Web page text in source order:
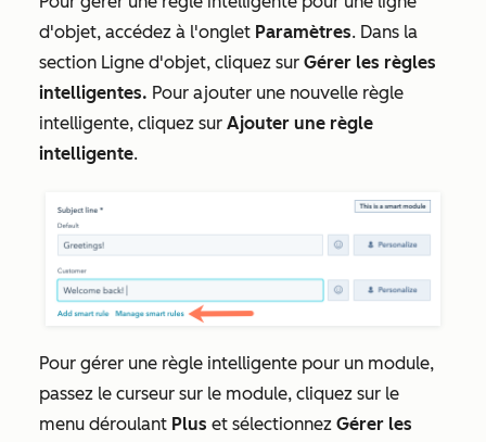
d'objet, accédez à l'onglet Paramètres. Dans la
section Ligne d'objet, cliquez sur Gérer les règles
intelligentes. Pour ajouter une nouvelle règle
intelligente, cliquez sur Ajouter une règle
intelligente.
Pour gérer une règle intelligente pour un module,
passez le curseur sur le module, cliquez sur le
menu déroulant Plus et sélectionnez Gérer les